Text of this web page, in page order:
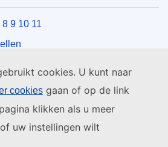
cookies. U kunt naar
cookies gaan of op de link
klikken als u meer
uw instellingen wilt
9 10 11
de EU-centra